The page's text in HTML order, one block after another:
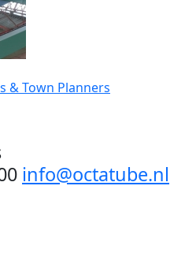
& Town Planners
info@octatube.nl